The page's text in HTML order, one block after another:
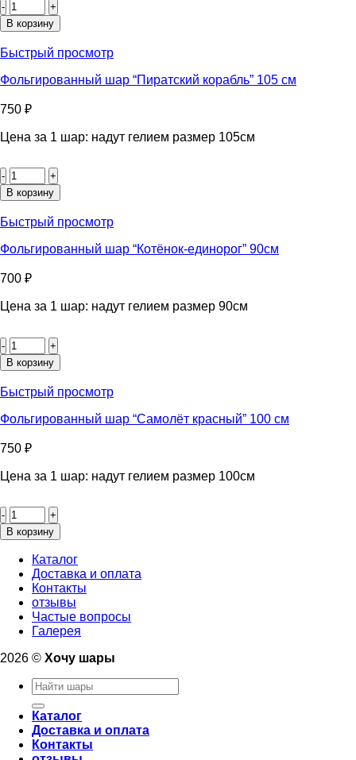
товара
Фольгированный
“Мотоцикл”
В корзину
Быстрый просмотр
Фольгированный шар “Пиратский корабль” 105 см
750 ₽
Цена за 1 шар: надут гелием размер 105см
товара
Фольгированный
“Пиратский
105
В корзину
Быстрый просмотр
Фольгированный шар “Котёнок-единорог” 90см
700 ₽
Цена за 1 шар: надут гелием размер 90см
товара
Фольгированный
"Котёнок-
90см
В корзину
Быстрый просмотр
Фольгированный шар “Самолёт красный” 100 см
750 ₽
Цена за 1 шар: надут гелием размер 100см
товара
Фольгированный
“Самолёт
красный”
100
см
В корзину
Каталог
Доставка и оплата
Контакты
отзывы
Частые вопросы
Галерея
2026 © Хочу шары
Искать:
Каталог
Доставка и оплата
Контакты